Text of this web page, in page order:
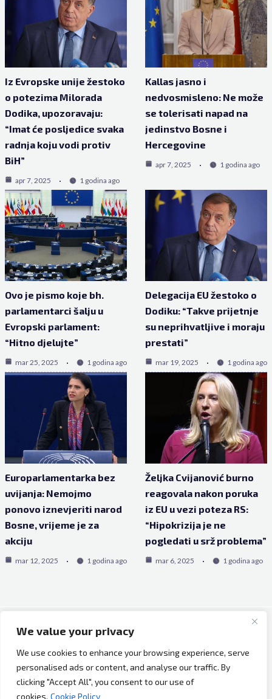
We value your privacy
We use cookies to enhance your browsing experience, serve
personalised ads or content, and analyse our traffic. By
clicking "Accept All", you consent to our use of
cookies. Cookie Policy
Iz Evropske unije žestoko
o potezima Milorada
Dodika, upozoravaju:
“Imat će posljedice svaka
radnja koju vodi protiv
BiH”
apr 7, 2025 1 godina ago
Kallas jasno i
nedvosmisleno: Ne može
se tolerisati napad na
jedinstvo Bosne i
Hercegovine
apr 7, 2025 1 godina ago
Ovo je pismo koje bh.
parlamentarci šalju u
Evropski parlament:
“Hitno djelujte”
mar 25, 2025 1 godina ago
Delegacija EU žestoko o
Dodiku: “Takve prijetnje
su neprihvatljive i moraju
prestati”
mar 19, 2025 1 godina ago
Europarlamentarka bez
uvijanja: Nemojmo
ponovo iznevjeriti narod
Bosne, vrijeme je za
akciju
mar 12, 2025 1 godina ago
Željka Cvijanović burno
reagovala nakon poruka
iz EU u vezi poteza RS:
“Hipokrizija je ne
pogledati u srž problema”
mar 6, 2025 1 godina ago
Copyright © 2026 Bh Dijaspora.
O nama
Marketing
Uslovi korištenja